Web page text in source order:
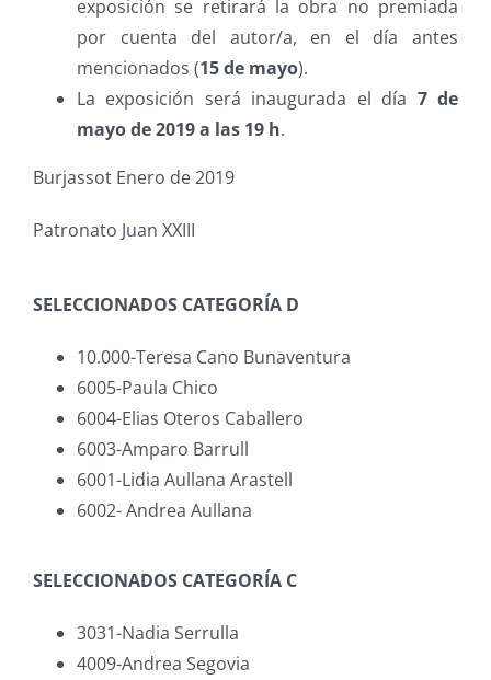
exposición se retirará la obra no premiada
por cuenta del autor/a, en el día antes
mencionados (15 de mayo).
La exposición será inaugurada el día 7 de
mayo de 2019 a las 19 h.
Burjassot Enero de 2019
Patronato Juan XXIII
SELECCIONADOS CATEGORÍA D
10.000-Teresa Cano Bunaventura
6005-Paula Chico
6004-Elias Oteros Caballero
6003-Amparo Barrull
6001-Lidia Aullana Arastell
6002- Andrea Aullana
SELECCIONADOS CATEGORÍA C
3031-Nadia Serrulla
4009-Andrea Segovia